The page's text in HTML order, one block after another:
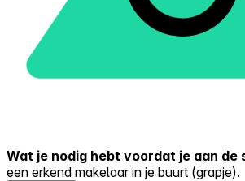
Wat je nodig hebt voordat je aan de
een erkend makelaar in je buurt (grapje).